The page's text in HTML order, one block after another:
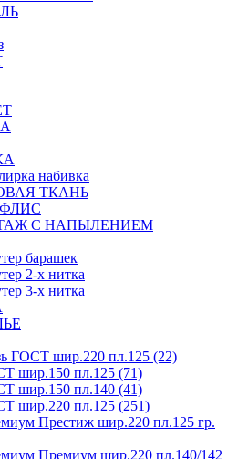
набивка
ТКАНЬ
С НАПЫЛЕНИЕМ
барашек
2-х нитка
3-х нитка
ГОСТ шир.220 пл.125 (22)
шир.150 пл.125 (71)
шир.150 пл.140 (41)
шир.220 пл.125 (251)
Престиж шир.220 пл.125 гр.
Премиум шир.220 пл.140/142